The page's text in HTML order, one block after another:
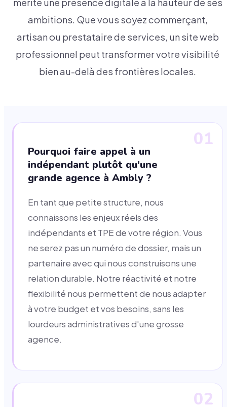
mérite une présence digitale à la hauteur de ses
ambitions. Que vous soyez commerçant,
artisan ou prestataire de services, un site web
professionnel peut transformer votre visibilité
bien au-delà des frontières locales.
01
Pourquoi faire appel à un
indépendant plutôt qu'une
grande agence à Ambly ?
En tant que petite structure, nous
connaissons les enjeux réels des
indépendants et TPE de votre région. Vous
ne serez pas un numéro de dossier, mais un
partenaire avec qui nous construisons une
relation durable. Notre réactivité et notre
flexibilité nous permettent de nous adapter
à votre budget et vos besoins, sans les
lourdeurs administratives d'une grosse
agence.
02